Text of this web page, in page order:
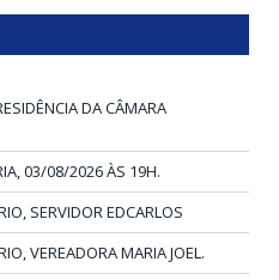
DA CÂMARA
03/08/2026 ÀS 19H.
SERVIDOR EDCARLOS
VEREADORA MARIA JOEL.